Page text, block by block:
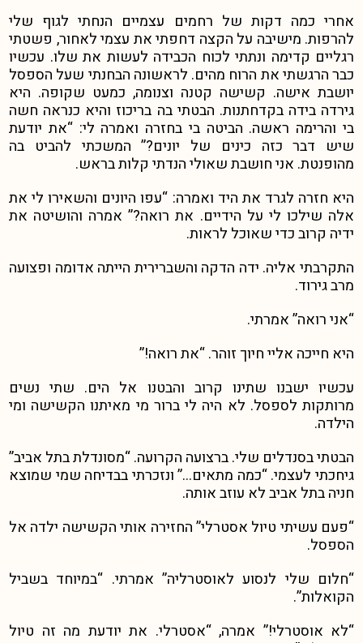
אחרי כמה דקות של רחמים עצמיים הנחתי לגוף שלי
להרפות. מישיבה על הקצה דחפתי את עצמי לאחור, פשטתי
רגליים קדימה ונתתי לכוח הכבידה לעשות את שלו. עכשיו
כבר הרגשתי את הרוח מהים. לראשונה הבחנתי שעל הספסל
יושבת אישה. קשישה קטנה וצנומה, כמעט שקופה. היא
גירדה בידה בקדחתנות. הבטתי בה בריכוז והיא כנראה חשה
בי והרימה ראשה. הביטה בי בחזרה ואמרה לי: “את יודעת
שיש דבר כזה כינים של יונים?” המשכתי להביט בה
מהופנטת. אני חושבת שאולי הנדתי קלות בראש.
היא חזרה לגרד את היד ואמרה: “עפו היונים והשאירו לי את
אלה שילכו לי על הידיים. את רואה?” אמרה והושיטה את
ידיה קרוב כדי שאוכל לראות.
התקרבתי אליה. ידה הדקה והשברירית הייתה אדומה ופצועה
מרב גירוד.
“אני רואה” אמרתי.
היא חייכה אליי חיוך זוהר. “את רואה!”
עכשיו ישבנו שתינו קרוב והבטנו אל הים. שתי נשים
מרותקות לספסל. לא היה לי ברור מי מאיתנו הקשישה ומי
הילדה.
הבטתי בסנדלים שלי. ברצועה הקרועה. “מסונדלת בתל אביב”
גיחכתי לעצמי. “כמה מתאים…” ונזכרתי בבדיחה שמי שמוצא
חניה בתל אביב לא עוזב אותה.
“פעם עשיתי טיול אסטרלי” החזירה אותי הקשישה ילדה אל
הספסל.
“חלום שלי לנסוע לאוסטרליה” אמרתי. “במיוחד בשביל
הקואלות”.
“לא אוסטרלי!” אמרה, “אסטרלי. את יודעת מה זה טיול